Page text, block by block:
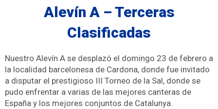
Alevín A – Terceras
Clasificadas
Nuestro Alevín A se desplazó el domingo 23 de febrero a
la localidad barcelonesa de Cardona, donde fue invitado
a disputar el prestigioso III Torneo de la Sal, donde se
pudo enfrentar a varias de las mejores canteras de
España y los mejores conjuntos de Catalunya.